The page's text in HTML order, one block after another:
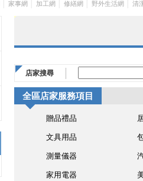
家事網 加工網 修繕網 野外生活網 清
店家搜尋
全區店家服務項目
贈品禮品
文具用品
測量儀器
家用電器